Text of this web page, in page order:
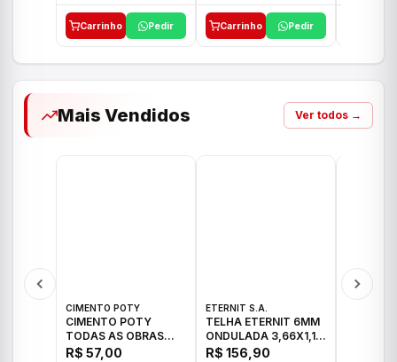
Carrinho Pedir Carrinho Pedir
Mais Vendidos Ver todos →
CIMENTO POTY
CIMENTO POTY
TODAS AS OBRAS
50KG CP-II F/32
R$ 57,00
ETERNIT S.A.
TELHA ETERNIT 6MM
ONDULADA 3,66X1,10
48,80KG
R$ 156,90